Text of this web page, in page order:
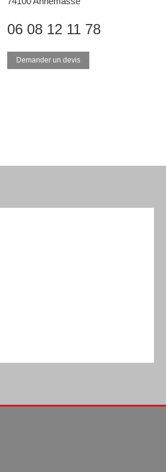
06 08 12 11 78
Demander un devis